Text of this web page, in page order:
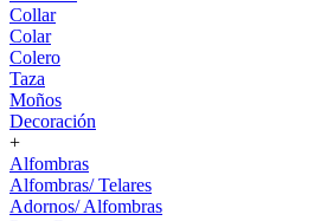
Collar
Colar
Colero
Taza
Moños
Decoración
+
Alfombras
Alfombras/ Telares
Adornos/ Alfombras